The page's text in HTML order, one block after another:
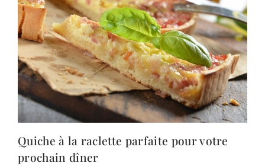
Quiche à la raclette parfaite pour votre
prochain dîner